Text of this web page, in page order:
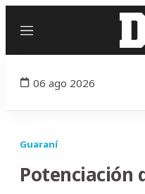
Menú
06 ago 2026
Guaraní
Potenciación